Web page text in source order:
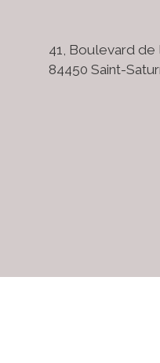
41, Boulevard de
84450 Saint-